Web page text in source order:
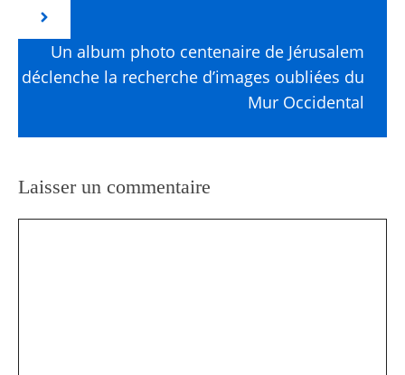
Un album photo centenaire de Jérusalem
déclenche la recherche d’images oubliées du
Mur Occidental
Laisser un commentaire